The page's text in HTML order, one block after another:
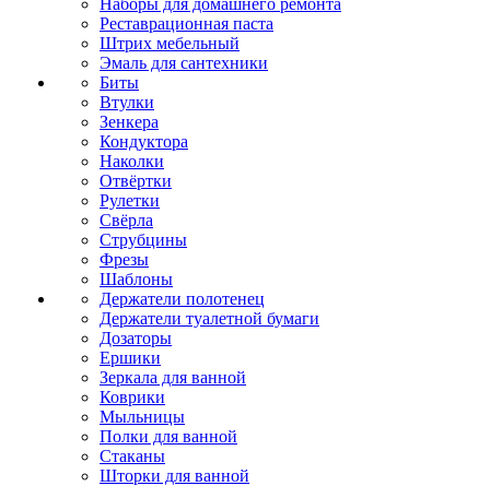
Наборы для домашнего ремонта
Реставрационная паста
Штрих мебельный
Эмаль для сантехники
Биты
Втулки
Зенкера
Кондуктора
Наколки
Отвёртки
Рулетки
Свёрла
Струбцины
Фрезы
Шаблоны
Держатели полотенец
Держатели туалетной бумаги
Дозаторы
Ершики
Зеркала для ванной
Коврики
Мыльницы
Полки для ванной
Стаканы
Шторки для ванной